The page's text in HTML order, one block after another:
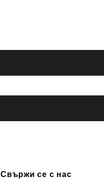
Свържи се с нас